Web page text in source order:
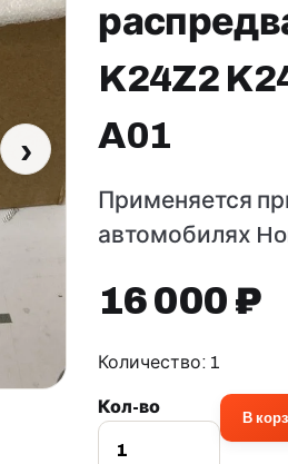
›
K24Z2
A01
Применяется
автомобилях
16 000 ₽
Количество: 1
Кол-во
В